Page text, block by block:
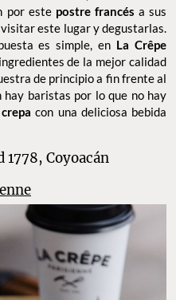
en la creación decrepas en
en 1996, no han dudado
por estepostre francésa sus
este lugar y degustarlas.
es simple, enLa Crêpe
de la mejor calidad
de principio a fin frente al
con una deliciosa bebida
Coyoacán